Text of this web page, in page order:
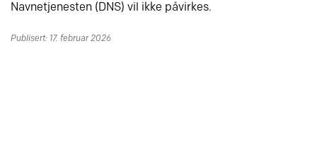
Navnetjenesten (DNS) vil ikke påvirkes.
Publisert: 17. februar 2026